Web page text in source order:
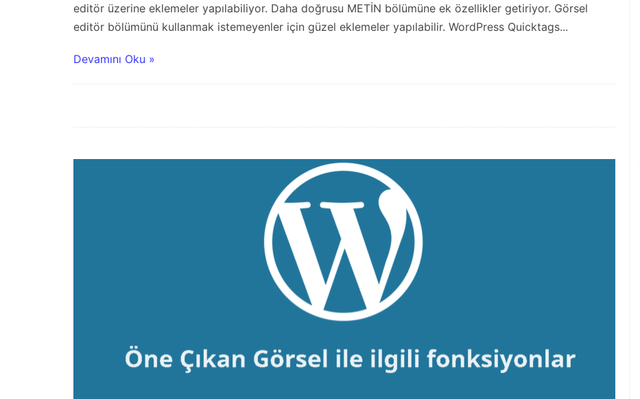
editör üzerine eklemeler yapılabiliyor. Daha doğrusu METİN bölümüne ek özellikler getiriyor. Görsel
editör bölümünü kullanmak istemeyenler için güzel eklemeler yapılabilir. WordPress Quicktags...
Devamını Oku »